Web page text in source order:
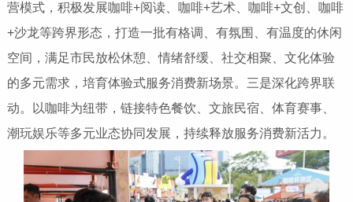
营模式，积极发展咖啡+阅读、咖啡+艺术、咖啡+文创、咖啡
+沙龙等跨界形态，打造一批有格调、有氛围、有温度的休闲
空间，满足市民放松休憩、情绪舒缓、社交相聚、文化体验
的多元需求，培育体验式服务消费新场景。三是深化跨界联
动。以咖啡为纽带，链接特色餐饮、文旅民宿、体育赛事、
潮玩娱乐等多元业态协同发展，持续释放服务消费新活力。